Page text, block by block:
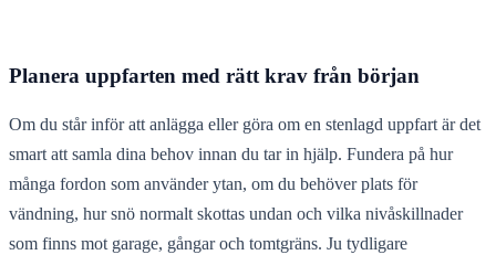
Planera uppfarten med rätt krav från början
Om du står inför att anlägga eller göra om en stenlagd uppfart är det
smart att samla dina behov innan du tar in hjälp. Fundera på hur
många fordon som använder ytan, om du behöver plats för
vändning, hur snö normalt skottas undan och vilka nivåskillnader
som finns mot garage, gångar och tomtgräns. Ju tydligare